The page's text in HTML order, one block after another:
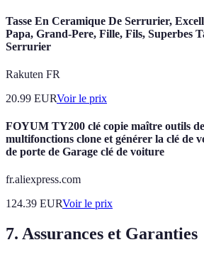
Tasse En Ceramique De Serrurier,
Papa, Grand-Pere, Fille, Fils, Superbes
Serrurier
Rakuten FR
20.99 EURVoir le prix
FOYUM TY200 clé copie maître outils
multifonctions clone et générer la clé de
de porte de Garage clé de voiture
fr.aliexpress.com
124.39 EURVoir le prix
7. Assurances et Garanties